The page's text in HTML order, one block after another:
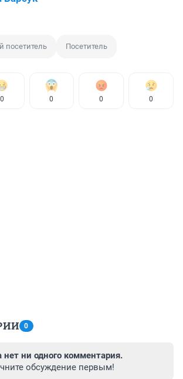
посетитель Посетитель
0 0 0 0
0
нет ни одного комментария.
обсуждение первым!